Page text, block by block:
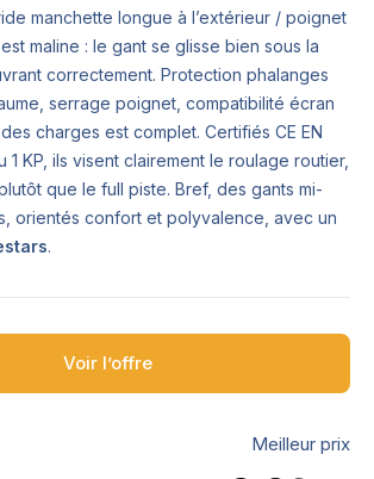
manchette longue à l’extérieur / poignet
maline : le gant se glisse bien sous la
correctement. Protection phalanges
serrage poignet, compatibilité écran
charges est complet. Certifiés CE EN
1 KP, ils visent clairement le roulage routier,
que le full piste. Bref, des gants mi-
orientés confort et polyvalence, avec un
.
Voir l’offre
Meilleur prix